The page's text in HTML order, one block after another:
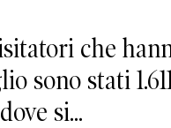
che
sono stati
si...